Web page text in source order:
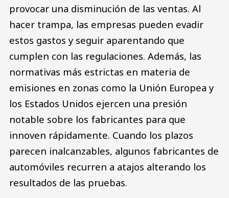
provocar una disminución de las ventas. Al
hacer trampa, las empresas pueden evadir
estos gastos y seguir aparentando que
cumplen con las regulaciones. Además, las
normativas más estrictas en materia de
emisiones en zonas como la Unión Europea y
los Estados Unidos ejercen una presión
notable sobre los fabricantes para que
innoven rápidamente. Cuando los plazos
parecen inalcanzables, algunos fabricantes de
automóviles recurren a atajos alterando los
resultados de las pruebas.